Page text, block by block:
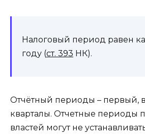
Налоговый период равен
году (ст. 393 НК).
Отчётный периоды – первый,
кварталы. Отчетные периоды
властей могут не